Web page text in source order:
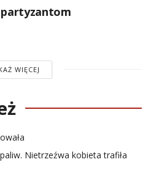
partyzantom
WIĘCEJ
Nietrzeźwa kobieta trafiła